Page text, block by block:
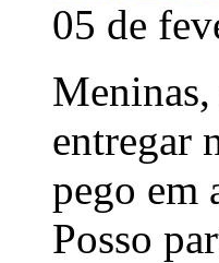
05 de
entregar
pego
Posso